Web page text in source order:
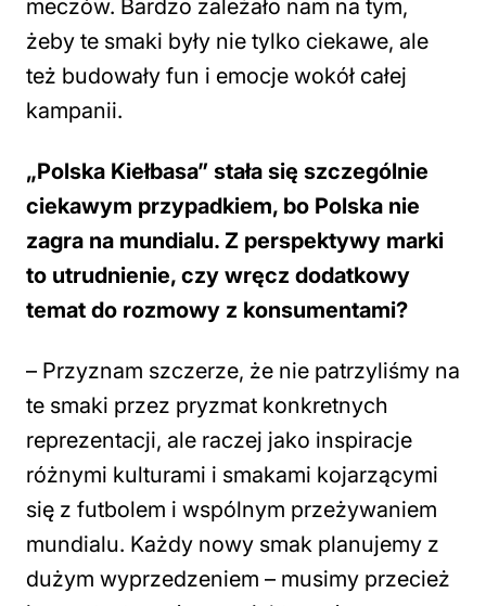
meczów. Bardzo zależało nam na tym,
żeby te smaki były nie tylko ciekawe, ale
też budowały fun i emocje wokół całej
kampanii.
„Polska Kiełbasa” stała się szczególnie
ciekawym przypadkiem, bo Polska nie
zagra na mundialu. Z perspektywy marki
to utrudnienie, czy wręcz dodatkowy
temat do rozmowy z konsumentami?
– Przyznam szczerze, że nie patrzyliśmy na
te smaki przez pryzmat konkretnych
reprezentacji, ale raczej jako inspiracje
różnymi kulturami i smakami kojarzącymi
się z futbolem i wspólnym przeżywaniem
mundialu. Każdy nowy smak planujemy z
dużym wyprzedzeniem – musimy przecież